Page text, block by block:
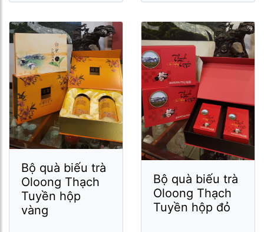
Bộ quà biếu trà
Oloong Thạch
Tuyền hộp
vàng
Bộ quà biếu trà
Oloong Thạch
Tuyền hộp đỏ